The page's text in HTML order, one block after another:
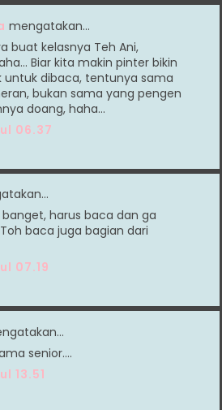
mengatakan…
buat kelasnya Teh Ani,
Biar kita makin pinter bikin
untuk dibaca, tentunya sama
bukan sama yang pengen
doang, haha...
06.37
harus baca dan ga
baca juga bagian dari
07.19
senior....
13.51